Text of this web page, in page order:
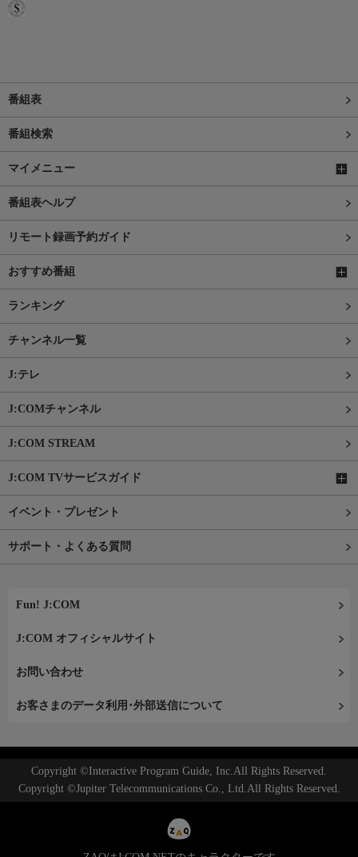
番組表
番組検索
マイメニュー
番組表ヘルプ
リモート録画予約ガイド
おすすめ番組
ランキング
チャンネル一覧
J:テレ
J:COMチャンネル
J:COM STREAM
J:COM TVサービスガイド
イベント・プレゼント
サポート・よくある質問
Fun! J:COM
J:COM オフィシャルサイト
お問い合わせ
お客さまのデータ利用･外部送信について
Copyright ©Interactive Program Guide, Inc.All Rights Reserved.
Copyright ©Jupiter Telecommunications Co., Ltd.All Rights Reserved.